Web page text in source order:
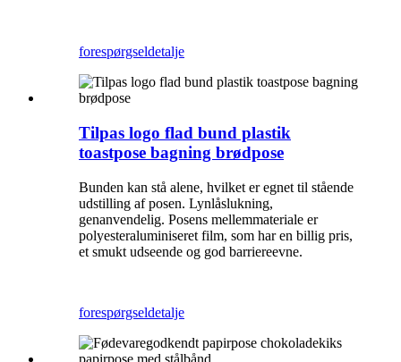
forespørgseldetalje
Tilpas logo flad bund plastik
toastpose bagning brødpose
Bunden kan stå alene, hvilket er egnet til stående
udstilling af posen. Lynlåslukning,
genanvendelig. Posens mellemmateriale er
polyesteraluminiseret film, som har en billig pris,
et smukt udseende og god barriereevne.
forespørgseldetalje